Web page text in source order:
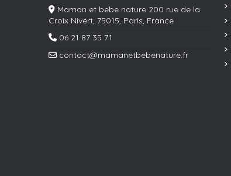
Maman et bebe nature 200 rue de la
Croix Nivert, 75015, Paris, France
06 21 87 35 71
contact@mamanetbebenature.fr